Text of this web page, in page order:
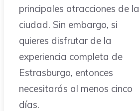
principales atracciones de la
ciudad. Sin embargo, si
quieres disfrutar de la
experiencia completa de
Estrasburgo, entonces
necesitarás al menos cinco
días.